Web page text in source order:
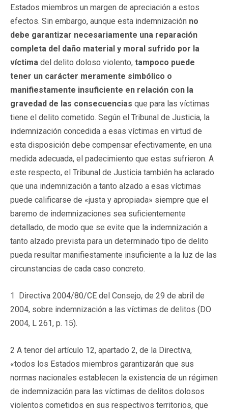
Estados miembros un margen de apreciación a estos
efectos. Sin embargo, aunque esta indemnización no
debe garantizar necesariamente una reparación
completa del daño material y moral sufrido por la
víctima del delito doloso violento, tampoco puede
tener un carácter meramente simbólico o
manifiestamente insuficiente en relación con la
gravedad de las consecuencias que para las víctimas
tiene el delito cometido. Según el Tribunal de Justicia, la
indemnización concedida a esas víctimas en virtud de
esta disposición debe compensar efectivamente, en una
medida adecuada, el padecimiento que estas sufrieron. A
este respecto, el Tribunal de Justicia también ha aclarado
que una indemnización a tanto alzado a esas víctimas
puede calificarse de «justa y apropiada» siempre que el
baremo de indemnizaciones sea suficientemente
detallado, de modo que se evite que la indemnización a
tanto alzado prevista para un determinado tipo de delito
pueda resultar manifiestamente insuficiente a la luz de las
circunstancias de cada caso concreto.
1 Directiva 2004/80/CE del Consejo, de 29 de abril de
2004, sobre indemnización a las víctimas de delitos (DO
2004, L 261, p. 15).
2 A tenor del artículo 12, apartado 2, de la Directiva,
«todos los Estados miembros garantizarán que sus
normas nacionales establecen la existencia de un régimen
de indemnización para las víctimas de delitos dolosos
violentos cometidos en sus respectivos territorios, que